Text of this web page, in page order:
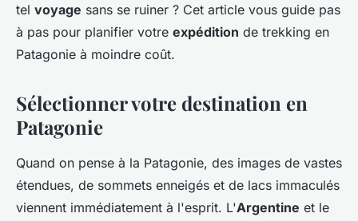
tel voyage sans se ruiner ? Cet article vous guide pas
à pas pour planifier votre expédition de trekking en
Patagonie à moindre coût.
Sélectionner votre destination en
Patagonie
Quand on pense à la Patagonie, des images de vastes
étendues, de sommets enneigés et de lacs immaculés
viennent immédiatement à l'esprit. L'Argentine et le